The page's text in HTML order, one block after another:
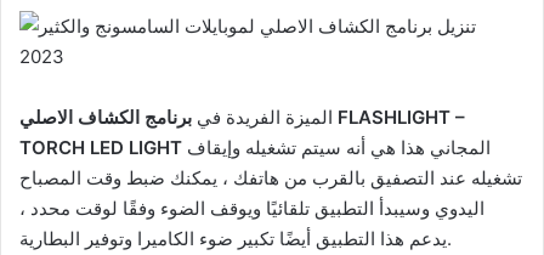
الميزة الفريدة في برنامج الكشاف الاصلي
FLASHLIGHT –
TORCH LED LIGHT
تشغيله عند التصفيق بالقرب من هاتفك ، يمكنك ضبط وقت المصباح
اليدوي وسيبدأ التطبيق تلقائيًا ويوقف الضوء وفقًا لوقت محدد ،
يدعم هذا التطبيق أيضًا تكبير ضوء الكاميرا وتوفير البطارية.